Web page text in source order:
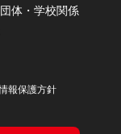
体・学校関係
報保護方針